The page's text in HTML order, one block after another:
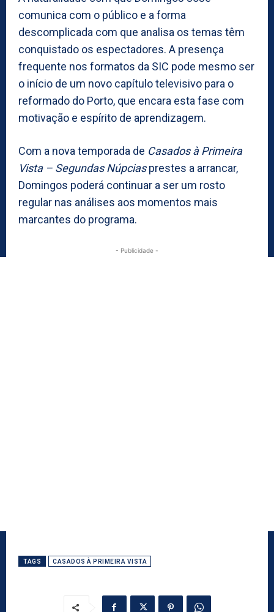
comunica com o público e a forma
descomplicada com que analisa os temas têm
conquistado os espectadores. A presença
frequente nos formatos da SIC pode mesmo ser
o início de um novo capítulo televisivo para o
reformado do Porto, que encara esta fase com
motivação e espírito de aprendizagem.
Com a nova temporada de Casados à Primeira
Vista – Segundas Núpciasprestes a arrancar,
Domingos poderá continuar a ser um rosto
regular nas análises aos momentos mais
marcantes do programa.
- Publicidade -
TAGS CASADOS À PRIMEIRA VISTA